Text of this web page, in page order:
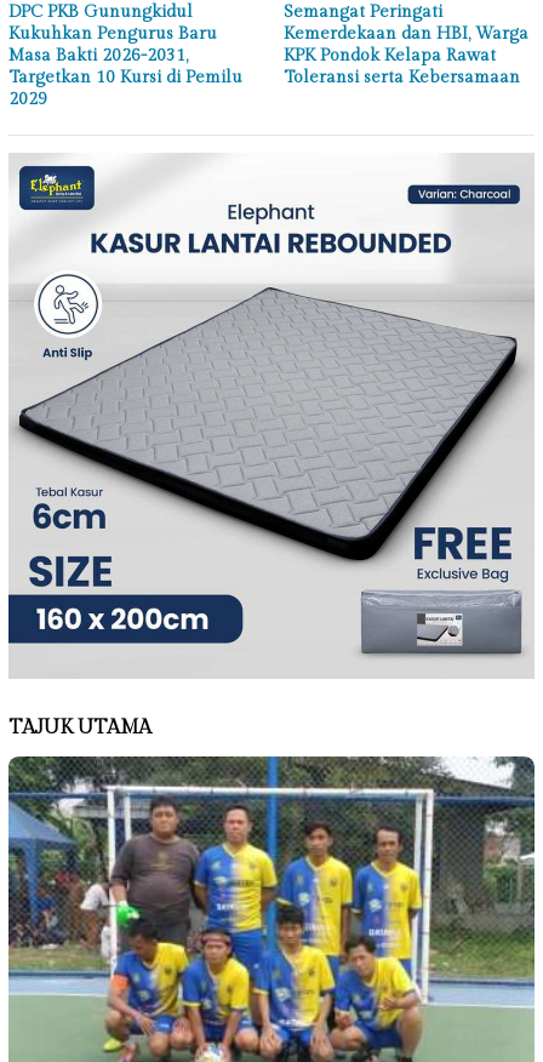
DPC PKB Gunungkidul
Kukuhkan Pengurus Baru
Masa Bakti 2026-2031,
Targetkan 10 Kursi di Pemilu
2029
Semangat Peringati
Kemerdekaan dan HBI, Warga
KPK Pondok Kelapa Rawat
Toleransi serta Kebersamaan
TAJUK UTAMA